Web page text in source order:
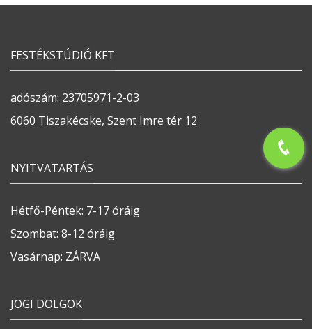
FESTÉKSTÚDIÓ KFT
adószám: 23705971-2-03
6060 Tiszakécske, Szent Imre tér 12
NYITVATARTÁS
Hétfő-Péntek: 7-17 óráig
Szombat: 8-12 óráig
Vasárnap: ZÁRVA
JOGI DOLGOK